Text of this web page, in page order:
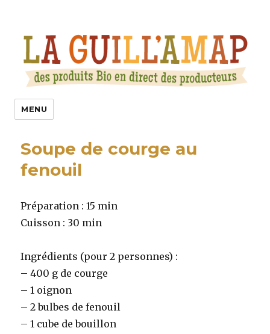
La Guill’Amap
MENU
Soupe de courge au
fenouil
Préparation : 15 min
Cuisson : 30 min
Ingrédients (pour 2 personnes) :
– 400 g de courge
– 1 oignon
– 2 bulbes de fenouil
– 1 cube de bouillon